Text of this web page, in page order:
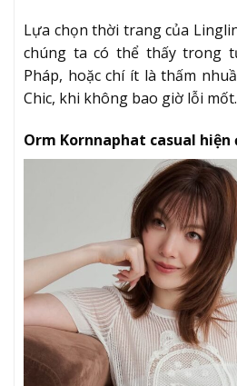
Lựa chọn thời trang của
chúng ta có thể thấy trong
Pháp, hoặc chí ít là thấm
Chic, khi không bao giờ lỗi mốt.
Orm Kornnaphat casual hiện